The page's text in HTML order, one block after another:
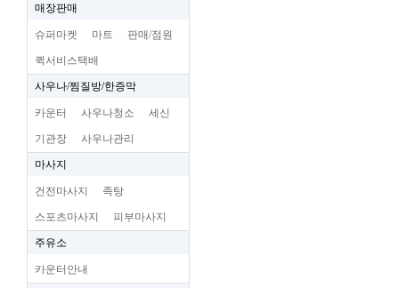
매장판매
슈퍼마켓 마트 판매/점원
퀵서비스택배
사우나/찜질방/한증막
카운터 사우나청소 세신
기관장 사우나관리
마사지
건전마사지 족탕
스포츠마사지 피부마사지
주유소
카운터안내